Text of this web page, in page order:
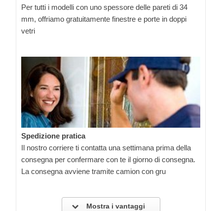
Per tutti i modelli con uno spessore delle pareti di 34
mm, offriamo gratuitamente finestre e porte in doppi
vetri
Spedizione pratica
Il nostro corriere ti contatta una settimana prima della
consegna per confermare con te il giorno di consegna.
La consegna avviene tramite camion con gru
Mostra i vantaggi